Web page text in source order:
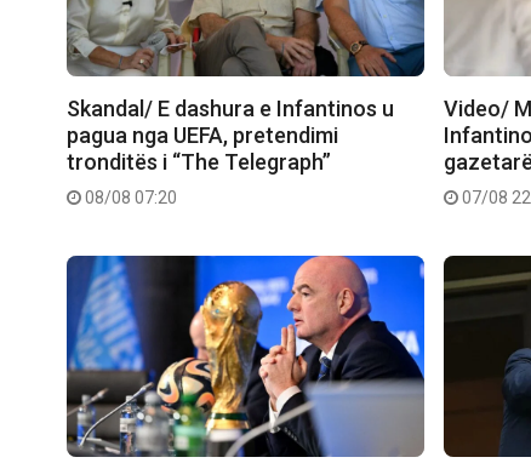
Skandal/ E dashura e Infantinos u
pagua nga UEFA, pretendimi
tronditës i “The Telegraph”
08/08 07:20
Video/
07/08